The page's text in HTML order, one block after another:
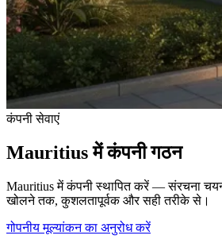
कंपनी सेवाएं
Mauritius में कंपनी गठन
Mauritius में कंपनी स्थापित करें — संरचना
खोलने तक, कुशलतापूर्वक और सही तरीके से।
गोपनीय मूल्यांकन का अनुरोध करें